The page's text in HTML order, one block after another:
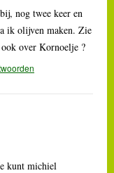
nog twee keer en
ik olijven maken. Zie
over Kornoelje ?
kunt michiel